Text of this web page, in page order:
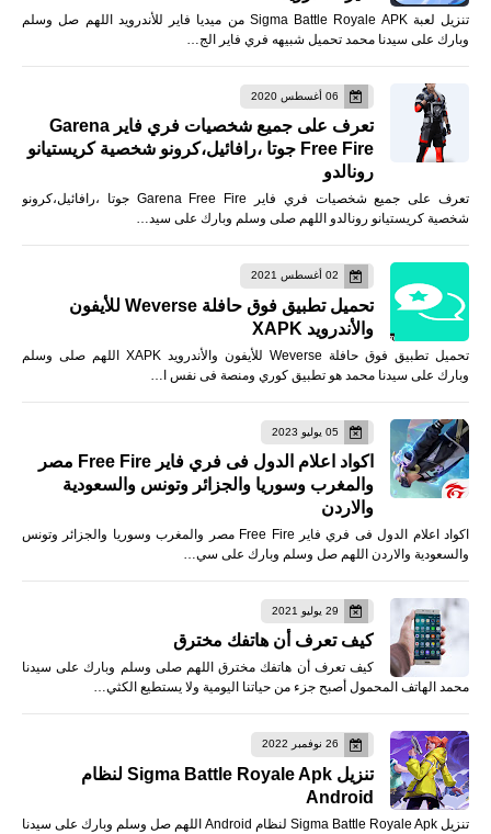
تنزيل لعبة Sigma Battle Royale APK من ميديا فاير للأندرويد اللهم صل وسلم
وبارك على سيدنا محمد تحميل شبيهه فري فاير الج…
06 أغسطس 2020
تعرف على جميع شخصيات فري فاير Garena
Free Fire جوتا ،رافائيل،كرونو شخصية كريستيانو
رونالدو
تعرف على جميع شخصيات فري فاير Garena Free Fire جوتا ،رافائيل،كرونو
شخصية كريستيانو رونالدو اللهم صلى وسلم وبارك على سيد…
02 أغسطس 2021
تحميل تطبيق فوق حافلة Weverse للأيفون
والأندرويد XAPK
تحميل تطبيق فوق حافلة Weverse للأيفون والأندرويد XAPK اللهم صلى وسلم
وبارك على سيدنا محمد هو تطبيق كوري ومنصة فى نفس ا…
05 يوليو 2023
اكواد اعلام الدول فى فري فاير Free Fire مصر
والمغرب وسوريا والجزائر وتونس والسعودية
والاردن
اكواد اعلام الدول فى فري فاير Free Fire مصر والمغرب وسوريا والجزائر وتونس
والسعودية والاردن اللهم صل وسلم وبارك على سي…
29 يوليو 2021
كيف تعرف أن هاتفك مخترق
كيف تعرف أن هاتفك مخترق اللهم صلى وسلم وبارك على سيدنا
محمد الهاتف المحمول أصبح جزء من حياتنا اليومية ولا يستطيع الكثي…
26 نوفمبر 2022
تنزيل Sigma Battle Royale Apk لنظام
Android
تنزيل Sigma Battle Royale Apk لنظام Android اللهم صل وسلم وبارك على سيدنا